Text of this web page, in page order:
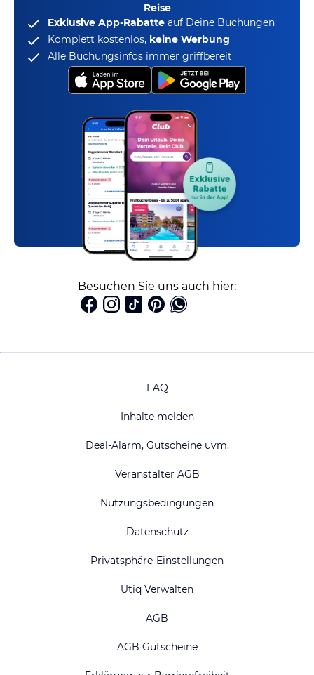
Reise
Exklusive App-Rabatte auf Deine Buchungen
Komplett kostenlos, keine Werbung
Alle Buchungsinfos immer griffbereit
Besuchen Sie uns auch hier:
FAQ
Inhalte melden
Deal-Alarm, Gutscheine uvm.
Veranstalter AGB
Nutzungsbedingungen
Datenschutz
Privatsphäre-Einstellungen
Utiq Verwalten
AGB
AGB Gutscheine